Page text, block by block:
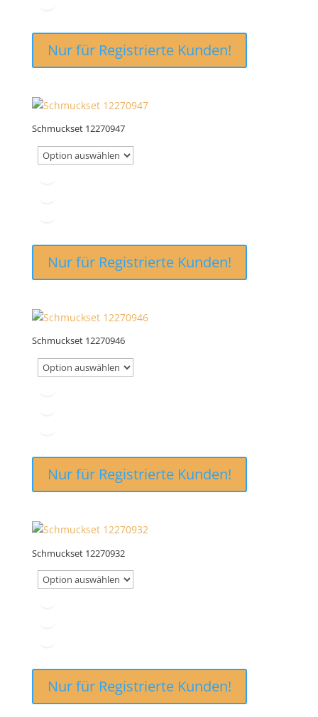
Nur für Registrierte Kunden!
Schmuckset 12270947
Nur für Registrierte Kunden!
Schmuckset 12270946
Nur für Registrierte Kunden!
Schmuckset 12270932
Nur für Registrierte Kunden!